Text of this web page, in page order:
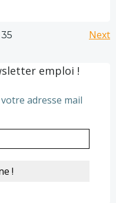
Page
35 Next
emploi !
adresse mail